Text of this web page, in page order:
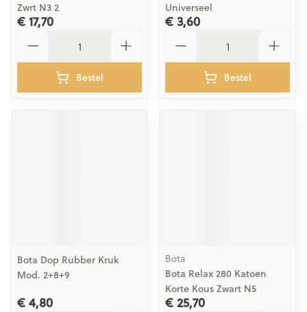
Zwrt N3 2
€ 17,70
Bestel
Universeel
€ 3,60
Bestel
Bota Dop Rubber Kruk
Mod. 2+8+9
€ 4,80
Bota
Bota Relax 280 Katoen
Korte Kous Zwart N5
€ 25,70